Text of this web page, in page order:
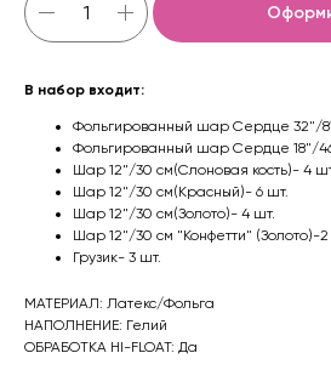
В набор входит:
Фольгированный шар Сердце 32"/
Фольгированный шар Сердце 18"/
Шар 12"/30 см(Слоновая кость)- 4
Шар 12"/30 см(Красный)- 6 шт.
Шар 12"/30 см(Золото)- 4 шт.
Шар 12"/30 см "Конфетти" (Золото)-2
Грузик- 3 шт.
МАТЕРИАЛ: Латекс/Фольга
НАПОЛНЕНИЕ: Гелий
ОБРАБОТКА HI-FLOAT: Да